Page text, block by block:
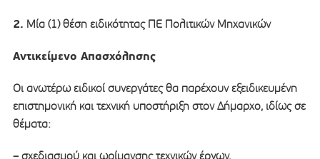
2. Μία (1) θέση ειδικότητας ΠΕ Πολιτικών Μηχανικών
Αντικείμενο Απασχόλησης
Οι ανωτέρω ειδικοί συνεργάτες θα παρέχουν εξειδικευμένη
επιστημονική και τεχνική υποστήριξη στον Δήμαρχο, ιδίως σε
θέματα:
– σχεδιασμού και ωρίμανσης τεχνικών έργων,